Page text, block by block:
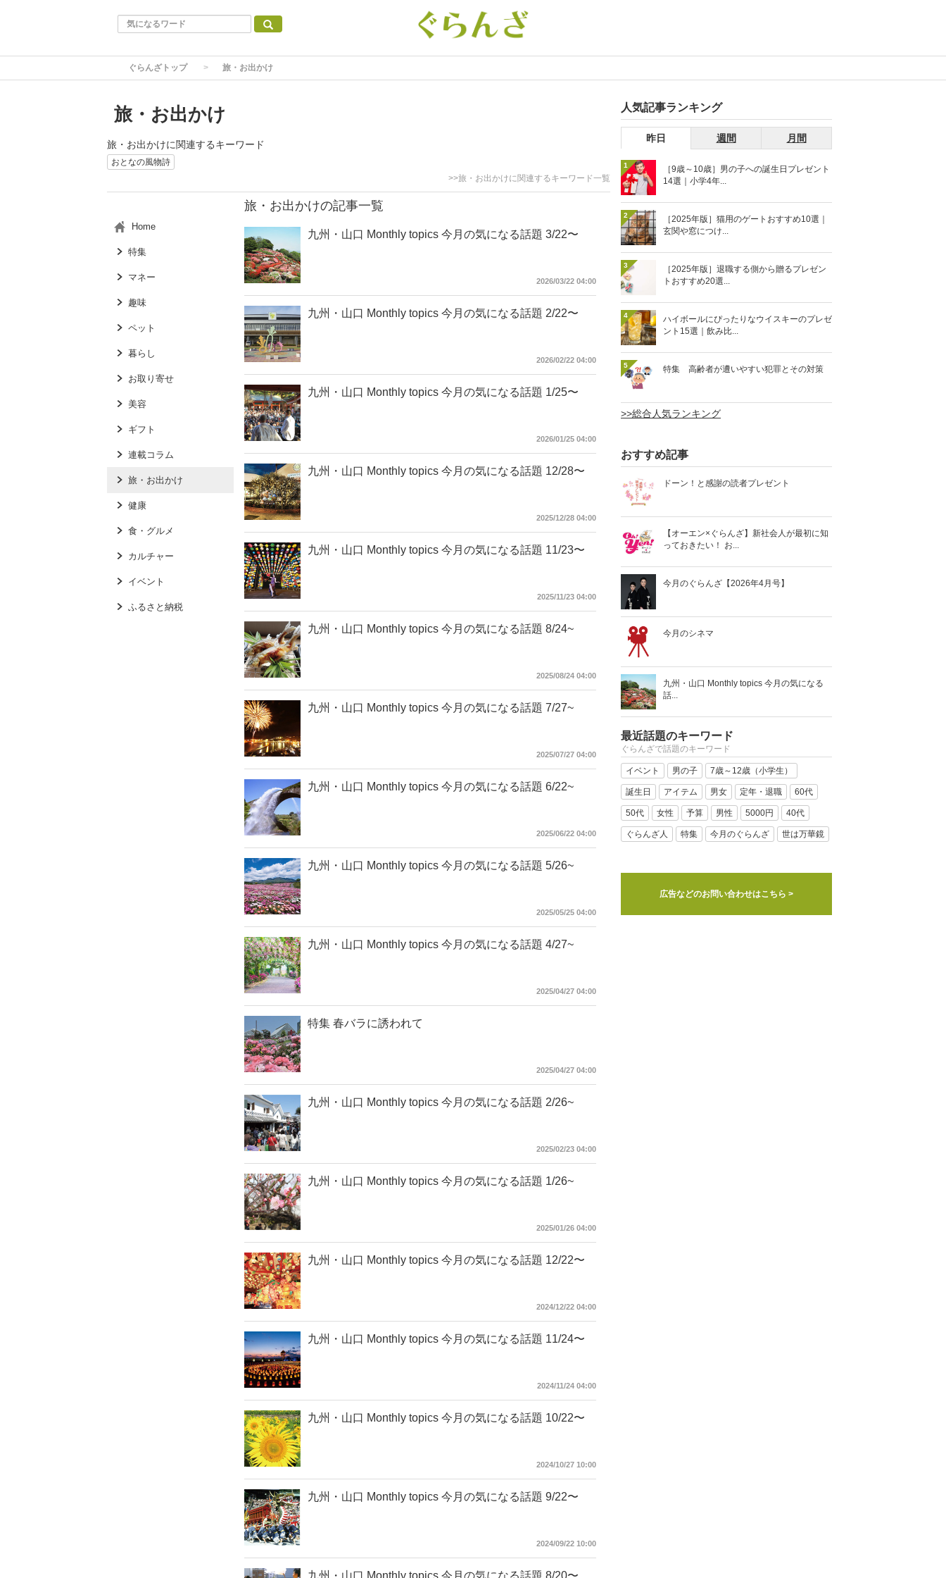
ぐらんざトップ 旅・お出かけ
旅・お出かけ
旅・お出かけに関連するキーワード
おとなの風物詩
>>旅・お出かけに関連するキーワード一覧
Home
特集
マネー
趣味
ペット
暮らし
お取り寄せ
美容
ギフト
連載コラム
旅・お出かけ
健康
食・グルメ
カルチャー
イベント
ふるさと納税
旅・お出かけの記事一覧
九州・山口 Monthly topics 今月の気になる話題 3/22〜
2026/03/22 04:00
九州・山口 Monthly topics 今月の気になる話題 2/22〜
2026/02/22 04:00
九州・山口 Monthly topics 今月の気になる話題 1/25〜
2026/01/25 04:00
九州・山口 Monthly topics 今月の気になる話題 12/28〜
2025/12/28 04:00
九州・山口 Monthly topics 今月の気になる話題 11/23〜
2025/11/23 04:00
九州・山口 Monthly topics 今月の気になる話題 8/24~
2025/08/24 04:00
九州・山口 Monthly topics 今月の気になる話題 7/27~
2025/07/27 04:00
九州・山口 Monthly topics 今月の気になる話題 6/22~
2025/06/22 04:00
九州・山口 Monthly topics 今月の気になる話題 5/26~
2025/05/25 04:00
九州・山口 Monthly topics 今月の気になる話題 4/27~
2025/04/27 04:00
特集 春バラに誘われて
2025/04/27 04:00
九州・山口 Monthly topics 今月の気になる話題 2/26~
2025/02/23 04:00
九州・山口 Monthly topics 今月の気になる話題 1/26~
2025/01/26 04:00
九州・山口 Monthly topics 今月の気になる話題 12/22〜
2024/12/22 04:00
九州・山口 Monthly topics 今月の気になる話題 11/24〜
2024/11/24 04:00
九州・山口 Monthly topics 今月の気になる話題 10/22〜
2024/10/27 10:00
九州・山口 Monthly topics 今月の気になる話題 9/22〜
2024/09/22 10:00
九州・山口 Monthly topics 今月の気になる話題 8/20〜
人気記事ランキング
昨日 週間 月間
1
［9歳～10歳］男の子への誕生日プレゼント
14選｜小学4年...
2
［2025年版］猫用のゲートおすすめ10選｜
玄関や窓につけ...
3
［2025年版］退職する側から贈るプレゼン
トおすすめ20選...
4
ハイボールにぴったりなウイスキーのプレゼ
ント15選｜飲み比...
5 特集 高齢者が遭いやすい犯罪とその対策
>>総合人気ランキング
おすすめ記事
ドーン！と感謝の読者プレゼント
【オーエン×ぐらんざ】新社会人が最初に知
っておきたい！ お...
今月のぐらんざ【2026年4月号】
今月のシネマ
九州・山口 Monthly topics 今月の気になる
話...
最近話題のキーワード
ぐらんざで話題のキーワード
イベント 男の子 7歳～12歳（小学生）
誕生日 アイテム 男女 定年・退職 60代
50代 女性 予算 男性 5000円 40代
ぐらんざ人 特集 今月のぐらんざ 世は万華鏡
広告などのお問い合わせはこちら >